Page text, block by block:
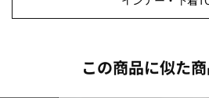
この商品に似た